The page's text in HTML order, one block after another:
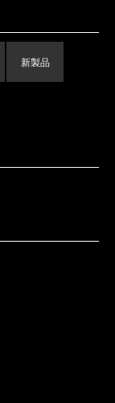
新製品